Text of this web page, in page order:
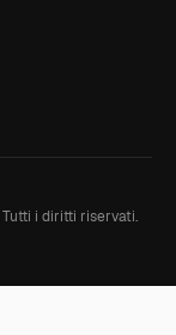
Tutti i diritti riservati.